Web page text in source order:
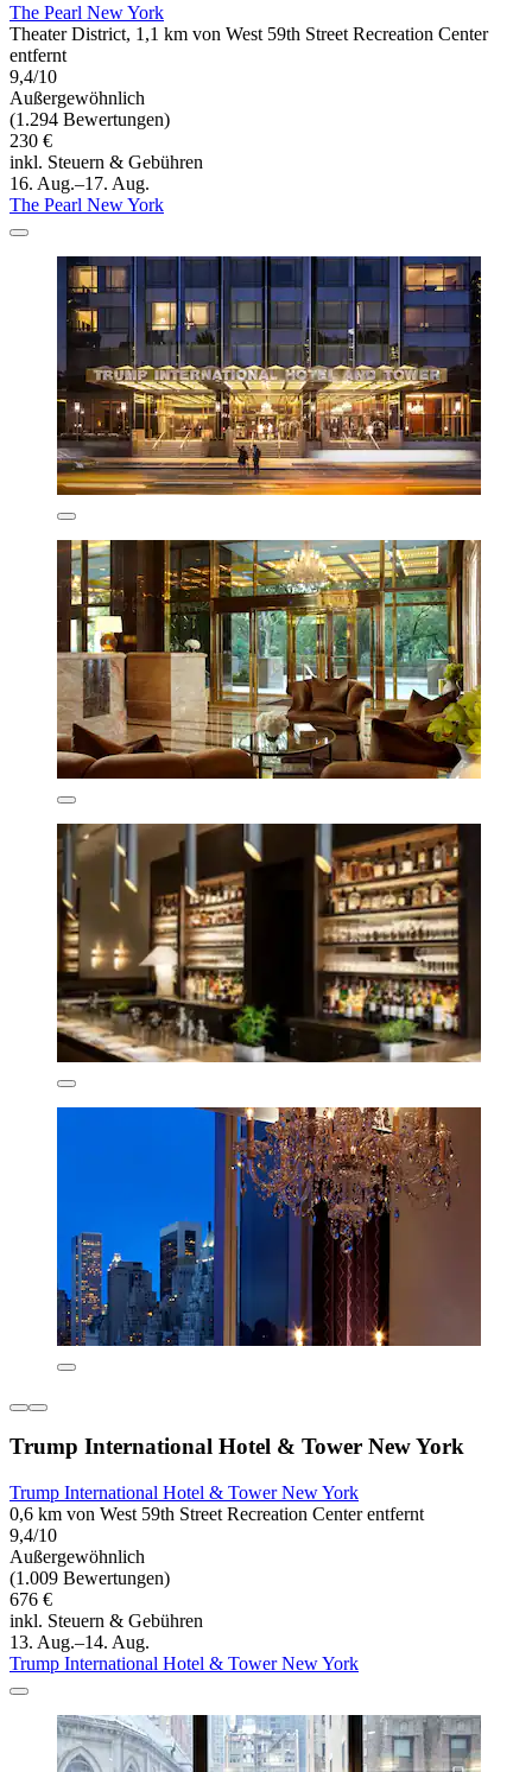
The Pearl New York
Theater District, 1,1 km von West 59th Street Recreation Center
entfernt
9,4/10
Außergewöhnlich
(1.294 Bewertungen)
230 €
inkl. Steuern & Gebühren
16. Aug.–17. Aug.
The Pearl New York
Trump International Hotel & Tower New York
Trump International Hotel & Tower New York
0,6 km von West 59th Street Recreation Center entfernt
9,4/10
Außergewöhnlich
(1.009 Bewertungen)
676 €
inkl. Steuern & Gebühren
13. Aug.–14. Aug.
Trump International Hotel & Tower New York